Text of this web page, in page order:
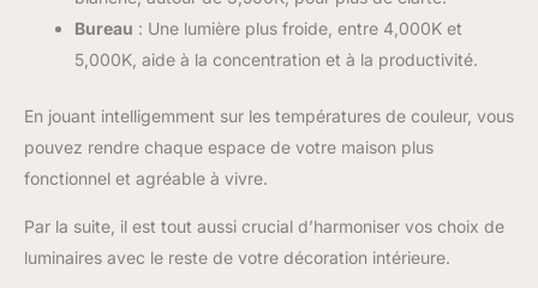
Bureau : Une lumière plus froide, entre 4,000K et
5,000K, aide à la concentration et à la productivité.
En jouant intelligemment sur les températures de couleur, vous
pouvez rendre chaque espace de votre maison plus
fonctionnel et agréable à vivre.
Par la suite, il est tout aussi crucial d’harmoniser vos choix de
luminaires avec le reste de votre décoration intérieure.